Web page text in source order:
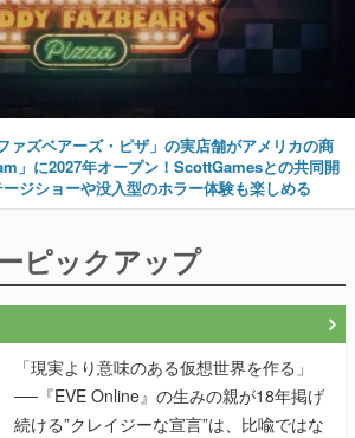
ァズベアーズ・ピザ」の実店舗がアメリカの商
」に2027年オープン！ScottGamesとの共同開
ジショーや没入型のホラー体験も楽しめる
ピックアップ
「現実より意味のある仮想世界を作る」
──『EVE Online』の生みの親が18年掲げ
続ける”クレイジーな宣言”は、比喩ではな